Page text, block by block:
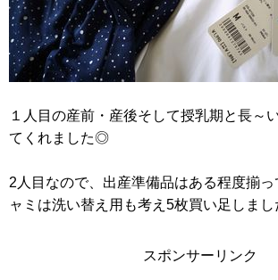
年中5歳児タブレット学習
RISUきっず2か月経過
類がある？価格は？比較
１人目の産前・産後そして授乳期と長～
てくれました◎
2人目なので、出産準備品はある程度揃
ャミは洗い替え用も考え5枚買い足しまし
スポンサーリンク